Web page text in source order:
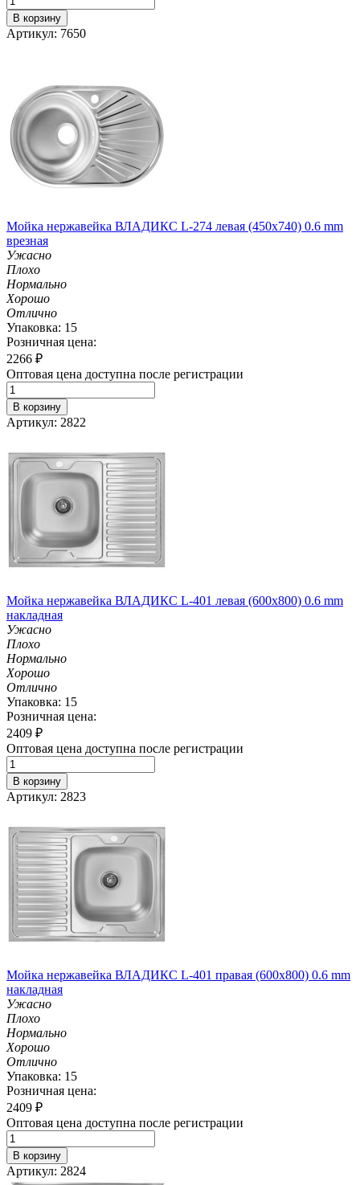
В корзину
Артикул: 7650
Мойка нержавейка ВЛАДИКС L-274 левая (450х740) 0.6 mm
врезная
Ужасно
Плохо
Нормально
Хорошо
Отлично
Упаковка: 15
Розничная цена:
2266 ₽
Оптовая цена доступна после регистрации
В корзину
Артикул: 2822
Мойка нержавейка ВЛАДИКС L-401 левая (600х800) 0.6 mm
накладная
Ужасно
Плохо
Нормально
Хорошо
Отлично
Упаковка: 15
Розничная цена:
2409 ₽
Оптовая цена доступна после регистрации
В корзину
Артикул: 2823
Мойка нержавейка ВЛАДИКС L-401 правая (600х800) 0.6 mm
накладная
Ужасно
Плохо
Нормально
Хорошо
Отлично
Упаковка: 15
Розничная цена:
2409 ₽
Оптовая цена доступна после регистрации
В корзину
Артикул: 2824